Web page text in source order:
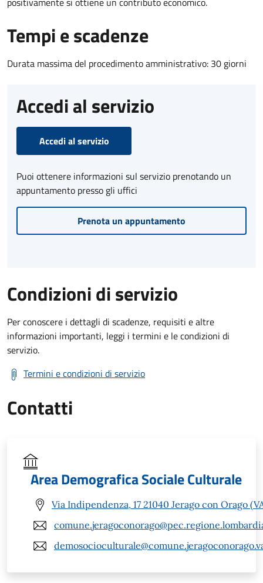
Tempi e scadenze
Durata massima del procedimento amministrativo: 30 giorni
Accedi al servizio
Accedi al servizio
Puoi ottenere informazioni sul servizio prenotando un
appuntamento presso gli uffici
Prenota un appuntamento
Condizioni di servizio
Per conoscere i dettagli di scadenze, requisiti e altre
informazioni importanti, leggi i termini e le condizioni di
servizio.
Termini e condizioni di servizio
Contatti
Area Demografica Sociale Culturale
Via Indipendenza, 17 21040 Jerago con Orago